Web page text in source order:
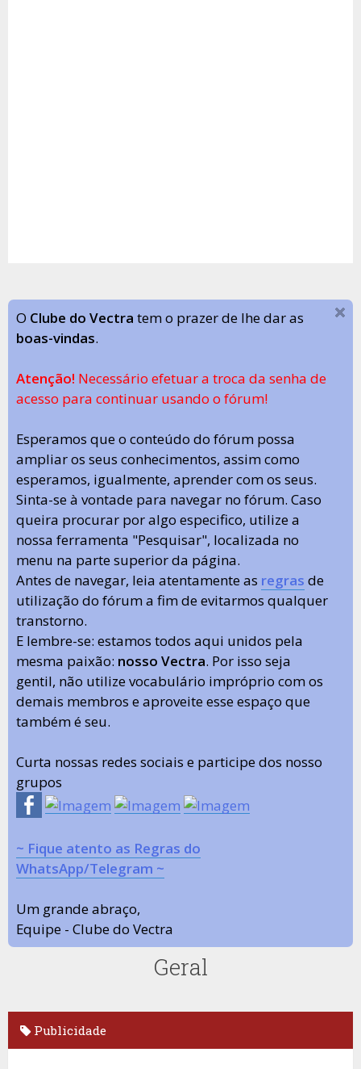
O Clube do Vectra tem o prazer de lhe dar as
boas-vindas.
Atenção! Necessário efetuar a troca da senha de
acesso para continuar usando o fórum!
Esperamos que o conteúdo do fórum possa
ampliar os seus conhecimentos, assim como
esperamos, igualmente, aprender com os seus.
Sinta-se à vontade para navegar no fórum. Caso
queira procurar por algo especifico, utilize a
nossa ferramenta "Pesquisar", localizada no
menu na parte superior da página.
Antes de navegar, leia atentamente as regras de
utilização do fórum a fim de evitarmos qualquer
transtorno.
E lembre-se: estamos todos aqui unidos pela
mesma paixão: nosso Vectra. Por isso seja
gentil, não utilize vocabulário impróprio com os
demais membros e aproveite esse espaço que
também é seu.
Curta nossas redes sociais e participe dos nosso
grupos
~ Fique atento as Regras do
WhatsApp/Telegram ~
Um grande abraço,
Equipe - Clube do Vectra
Geral
Publicidade